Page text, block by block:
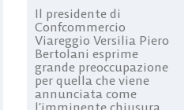
Il presidente di
Confcommercio
Viareggio Versilia Piero
Bertolani esprime
grande preoccupazione
per quella che viene
annunciata come
l’imminente chiusura